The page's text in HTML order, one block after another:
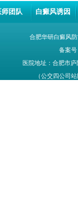
师团队 白癜风诱因
合肥华研白癜风
备案号
医院地址：合肥市
（公交四公司